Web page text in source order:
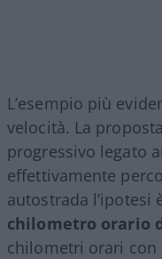
L’esempio più
velocità. La
progressivo legato
effettivamente
autostrada l’ipotesi
chilometro orario
chilometri orari con